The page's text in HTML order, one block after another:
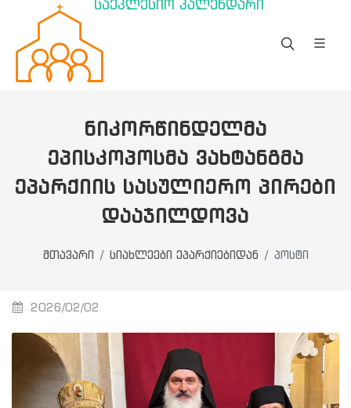
საეკლესიო კალენდარი
ᲜᲘᲙᲝᲠᲬᲘᲜᲓᲔᲚᲛᲐ
ᲔᲞᲘᲡᲙᲝᲞᲝᲡᲛᲐ ᲕᲐᲮᲢᲐᲜᲒᲛᲐ
ᲔᲞᲐᲠᲥᲘᲘᲡ ᲡᲐᲡᲣᲚᲘᲔᲠᲝ ᲞᲘᲠᲔᲑᲘ
ᲓᲐᲐᲯᲘᲚᲓᲝᲕᲐ
მთავარი სიახლეები ეპარქიებიდან პოსტი
2026/02/02